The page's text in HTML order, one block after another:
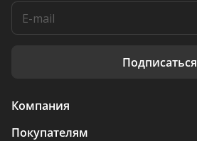
Подписаться
Компания
Покупателям